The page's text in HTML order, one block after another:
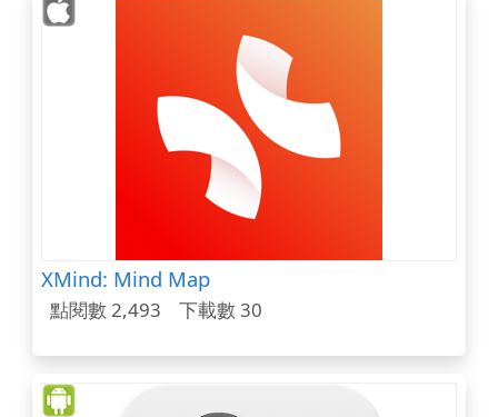
XMind: Mind Map
點閱數 2,493 下載數 30